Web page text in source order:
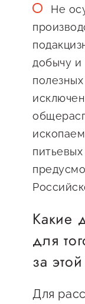
Не
добычу и
Какие
для
за
Для